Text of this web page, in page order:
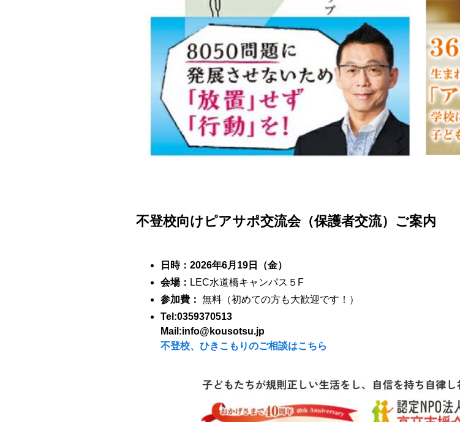
不登校向けピアサポ交流会（保護者交流）ご案内
日時：2026年6月19日（金）
会場： LEC水道橋キャンパス５F
参加費： 無料（初めての方も大歓迎です！）
Tel:0359370513
Mail:info@kousotsu.jp
不登校、ひきこもりのご相談はこちら